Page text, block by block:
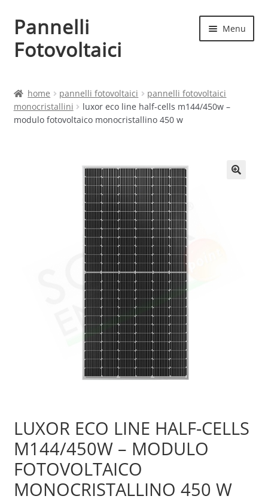
Vai
alla
navigazione
Vai
al
contenuto
Pannelli
Fotovoltaici
Menu
Cart
home pannelli fotovoltaici
pannelli fotovoltaici
monocristallini
luxor eco line half-cells m144/450w –
modulo fotovoltaico monocristallino 450 w
LUXOR ECO LINE HALF-CELLS
M144/450W – MODULO
FOTOVOLTAICO
MONOCRISTALLINO 450 W